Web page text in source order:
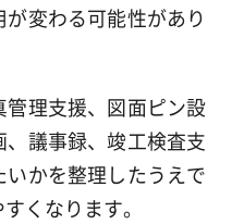
変わる可能性があり
理支援、図面ピン設
議事録、竣工検査支
かを整理したうえで
くなります。